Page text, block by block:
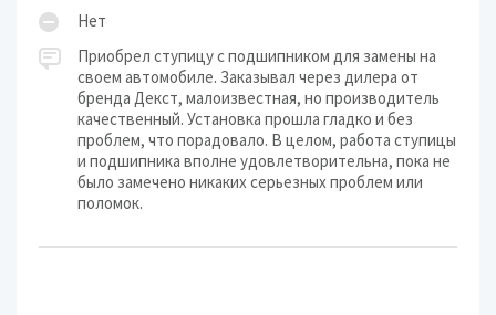
Нет
Приобрел ступицу с подшипником для замены на
своем автомобиле. Заказывал через дилера от
бренда Декст, малоизвестная, но производитель
качественный. Установка прошла гладко и без
проблем, что порадовало. В целом, работа ступицы
и подшипника вполне удовлетворительна, пока не
было замечено никаких серьезных проблем или
поломок.